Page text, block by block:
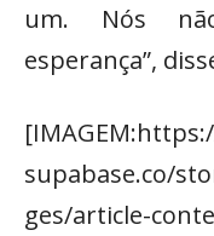
um. Nós
esperança”,
supabase.co/
ges/article-